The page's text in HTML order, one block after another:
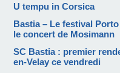
U tempu in Corsica
Bastia – Le festival
le concert de Mosimann
SC Bastia : premier
en-Velay ce vendredi